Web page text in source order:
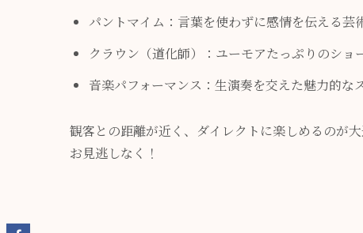
パントマイム：言葉を使わずに感情を伝える芸
クラウン（道化師）：ユーモアたっぷりのショ
音楽パフォーマンス：生演奏を交えた魅力的な
観客との距離が近く、ダイレクトに楽しめるのが
お見逃しなく！